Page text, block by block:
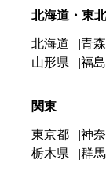
北海道・東北
北海道 青
山形県
福
関東
東京都 神
栃木県
群